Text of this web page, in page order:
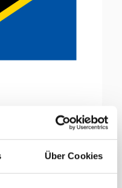
Über Cookies